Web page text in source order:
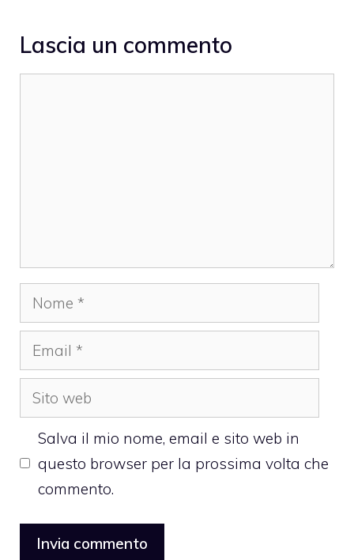
Lascia un commento
Nome
Email
Sito
web
Salva il mio nome, email e sito web in
questo browser per la prossima volta che
commento.